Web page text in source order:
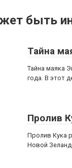
быть
Тайна
Тайна маяка
года. В этот
Пролив
Пролив Кука
Новой